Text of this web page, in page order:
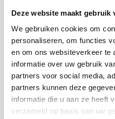
Deze website maakt gebruik
We gebruiken cookies om
personaliseren, om functies
en om ons websiteverkeer te
informatie over uw gebruik
partners voor social media,
partners kunnen deze
informatie die u aan ze heeft
verzameld op basis van uw
Verwijzing van
een level-1
Een algemeen gynaecoloog
een level-1
oppervlakkige endometriose,